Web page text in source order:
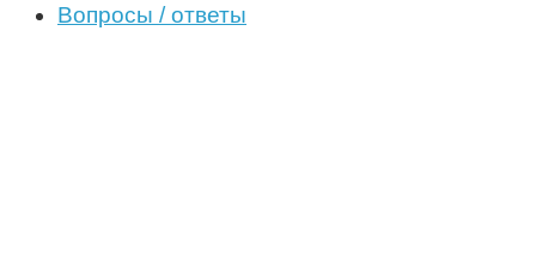
Вопросы / ответы